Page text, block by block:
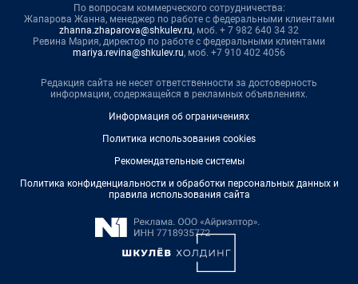
По вопросам коммерческого сотрудничества:
Жапарова Жанна, менеджер по работе с федеральными клиентами
zhanna.zhaparova@shkulev.ru, моб. + 7 982 640 34 32
Ревина Мария, директор по работе с федеральными клиентами
mariya.revina@shkulev.ru, моб. +7 910 402 4056
Редакция сайта не несет ответственности за достоверность
информации, содержащейся в рекламных объявлениях.
Информация об ограничениях
Политика использования cookies
Рекомендательные системы
Политика конфиденциальности и обработки персональных данных и
правила использования сайта